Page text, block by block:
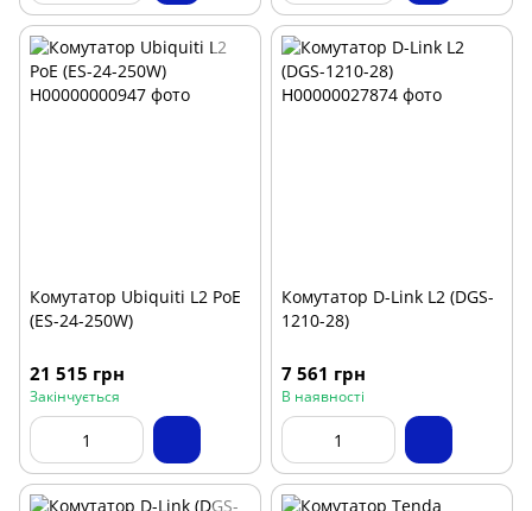
Комутатор Ubiquiti L2 PoE
(ES-24-250W)
21 515 грн
Закінчується
Комутатор D-Link L2 (DGS-
1210-28)
7 561 грн
В наявності